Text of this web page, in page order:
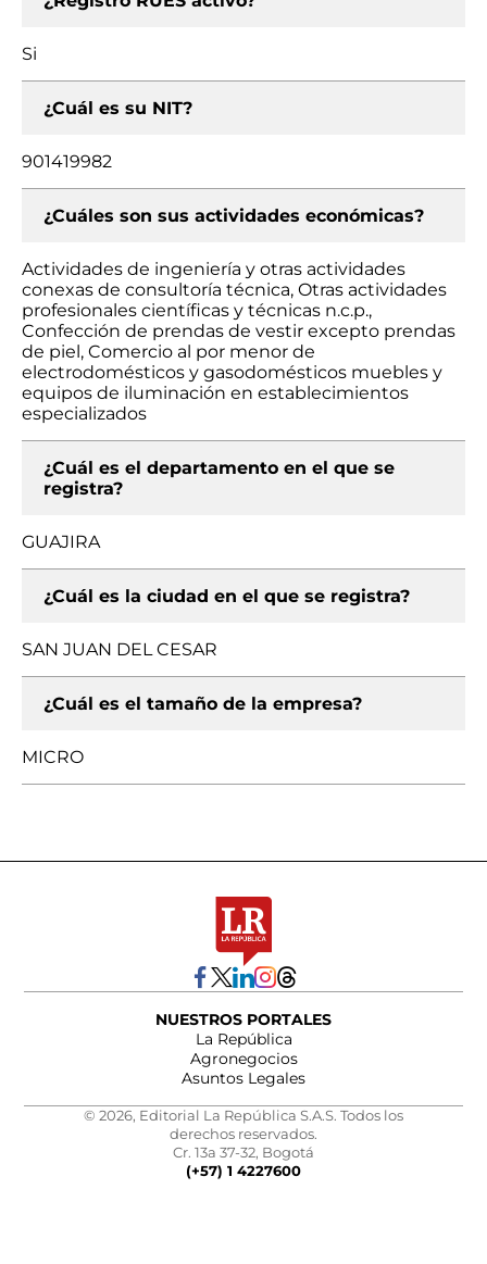
Si
¿Cuál es su NIT?
901419982
¿Cuáles son sus actividades económicas?
Actividades de ingeniería y otras actividades
conexas de consultoría técnica, Otras actividades
profesionales científicas y técnicas n.c.p.,
Confección de prendas de vestir excepto prendas
de piel, Comercio al por menor de
electrodomésticos y gasodomésticos muebles y
equipos de iluminación en establecimientos
especializados
¿Cuál es el departamento en el que se
registra?
GUAJIRA
¿Cuál es la ciudad en el que se registra?
SAN JUAN DEL CESAR
¿Cuál es el tamaño de la empresa?
MICRO
NUESTROS PORTALES
La República
Agronegocios
Asuntos Legales
© 2026, Editorial La República S.A.S. Todos los
derechos reservados.
Cr. 13a 37-32, Bogotá
(+57) 1 4227600